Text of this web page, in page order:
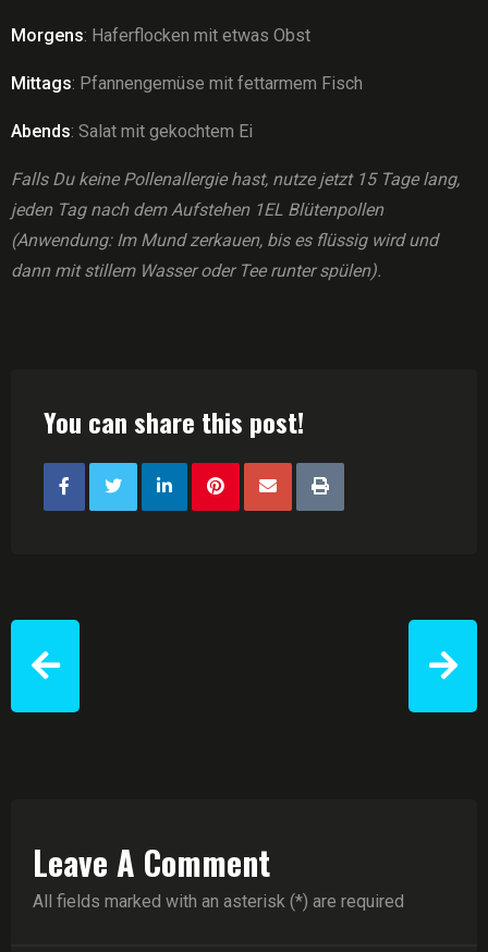
Morgens: Haferflocken mit etwas Obst
Mittags: Pfannengemüse mit fettarmem Fisch
Abends: Salat mit gekochtem Ei
Falls Du keine Pollenallergie hast, nutze jetzt 15 Tage lang,
jeden Tag nach dem Aufstehen 1EL Blütenpollen
(Anwendung: Im Mund zerkauen, bis es flüssig wird und
dann mit stillem Wasser oder Tee runter spülen).
You can share this post!
Leave A Comment
All fields marked with an asterisk (*) are required